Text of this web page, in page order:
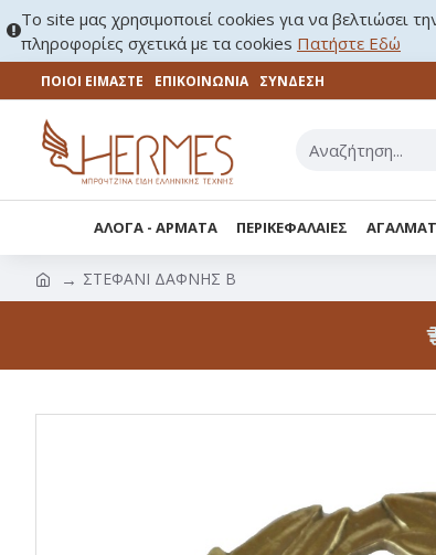
Το site μας χρησιμοποιεί cookies για να βελτιώσει
πληροφορίες σχετικά με τα cookies Πατήστε Εδώ
ΠΟΙΟΙ ΕΙΜΑΣΤΕ ΕΠΙΚΟΙΝΩΝΊΑ ΣΎΝΔΕΣΗ
ΑΛΟΓΑ - ΑΡΜΑΤΑ ΠΕΡΙΚΕΦΑΛΑΙΕΣ
ΣΤΕΦΑΝΙ ΔΑΦΝΗΣ Β